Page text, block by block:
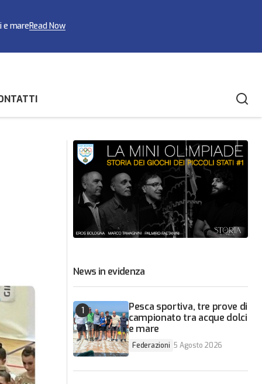
e mareRead Now
Eilat
News in evidenza
Pesca sportiva, tre prove di
campionato tra acque dolci
e mare
Federazioni 5 Agosto 2026